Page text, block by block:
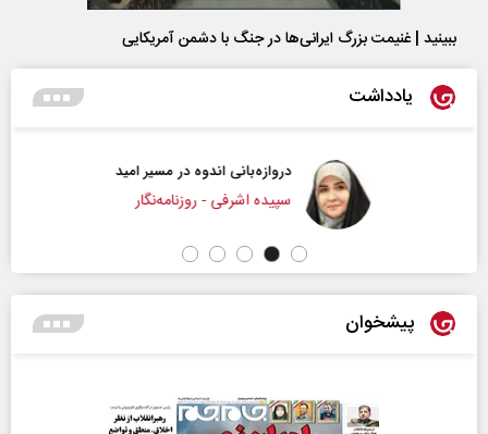
ببینید | غنیمت بزرگ ایرانی‌ها در جنگ با دشمن آمریکایی
یادداشت
دروازه‌بانی اندوه در مسیر امید
سپیده اشرفی - روزنامه‌نگار
پیشخوان